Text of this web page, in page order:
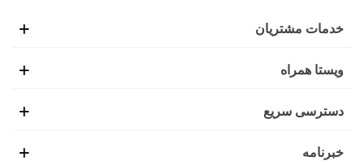
خدمات مشتریان
ویستا همراه
دسترسی سریع
خبرنامه